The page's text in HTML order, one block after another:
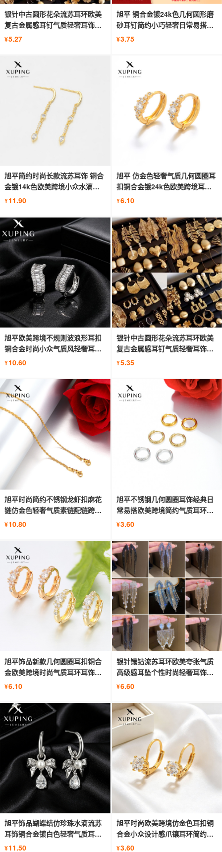
银针中古圆形花朵流苏耳环欧美
复古金属感耳钉气质轻奢耳饰批
发女
¥5.27
旭平 铜合金镀24k色几何圆形磨
砂耳钉简约小巧轻奢日常易搭耳
饰女
¥3.75
旭平简约时尚长款流苏耳饰 铜合
金镀14k色欧美跨境小众水滴形
耳环
¥11.90
旭平 仿金色轻奢气质几何圆圈耳
扣铜合金镀24k色欧美跨境耳饰
批发
¥6.10
旭平欧美跨境不规则波浪形耳扣
铜合金时尚小众气质风轻奢耳环
耳饰
¥10.60
银针中古圆形花朵流苏耳环欧美
复古金属感耳钉气质轻奢耳饰批
发女
¥5.35
旭平时尚简约不锈钢龙虾扣麻花
链仿金色轻奢气质素链配链跨境
项饰
¥10.80
旭平不锈钢几何圆圈耳饰经典日
常易搭欧美跨境简约气质耳环批
发女
¥3.60
旭平饰品新款几何圆圈耳扣铜合
金欧美跨境时尚气质耳环耳饰批
发女
¥6.10
银针镶钻流苏耳环欧美夸张气质
高级感耳坠个性时尚轻奢耳饰女
批发
¥6.60
旭平饰品蝴蝶结仿珍珠水滴流苏
耳饰铜合金镀白色轻奢气质耳环
批发
¥11.50
旭平时尚欧美跨境仿金色耳扣铜
合金小众设计感爪镶耳环简约风
耳饰
¥3.60